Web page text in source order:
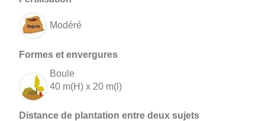
Modéré
Boule
40 m(H) x 20 m(l)